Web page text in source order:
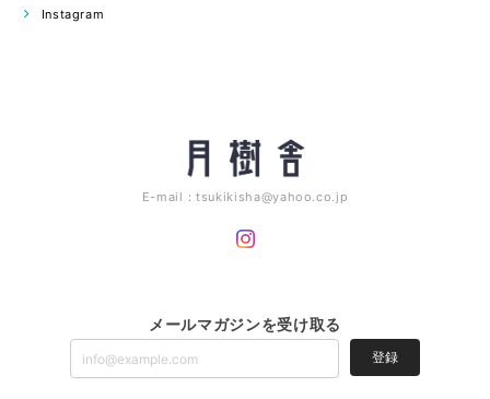
Instagram
E-mail：tsukikisha@yahoo.co.jp
メールマガジンを受け取る
登録